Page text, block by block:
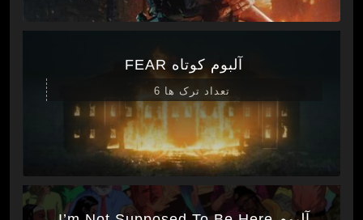
آلبوم کوتاه FEAR
تعداد ترک ها 6